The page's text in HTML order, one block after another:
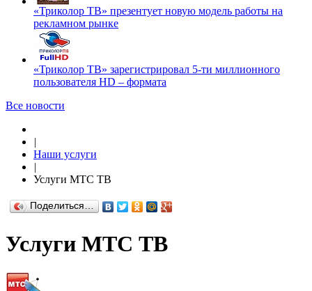
«Триколор ТВ» презентует новую модель работы на
рекламном рынке
«Триколор ТВ» зарегистрировал 5-ти миллионного
пользователя HD – формата
Все новости
|
Наши услуги
|
Услуги МТС ТВ
Поделиться…
Услуги МТС ТВ